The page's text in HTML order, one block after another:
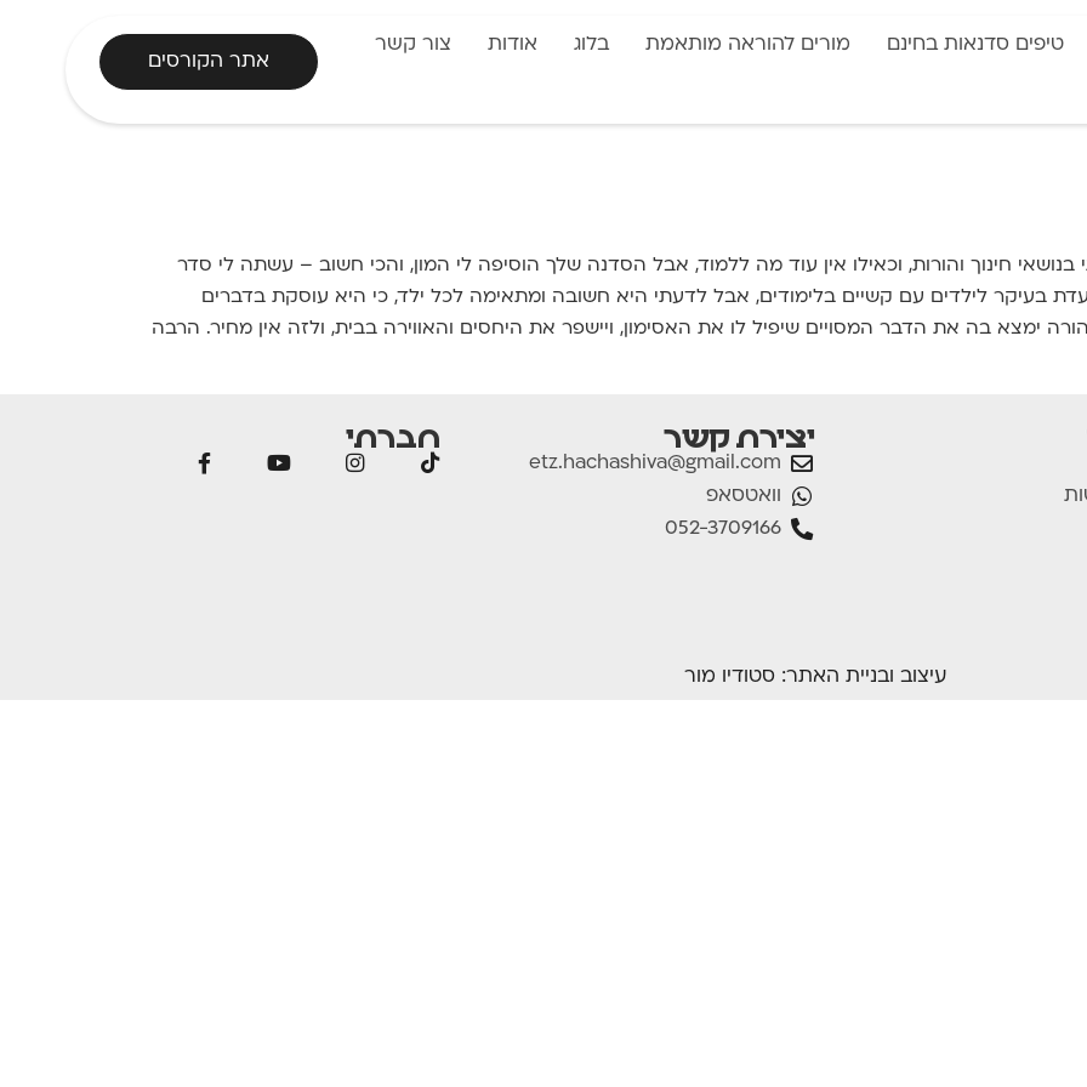
טיפים סדנאות בחינם מורים להוראה מותאמת בלוג אודות
צור קשר
אתר הקורסים
חינוך והורות, וכאילו אין עוד מה ללמוד, אבל הסדנה שלך הוסיפה לי המון, והכי חשוב – עשתה לי סדר
בעיקר לילדים עם קשיים בלימודים, אבל לדעתי היא חשובה ומתאימה לכל ילד, כי היא עוסקת בדברים
ימצא בה את הדבר המסויים שיפיל לו את האסימון, ויישפר את היחסים והאווירה בבית, ולזה אין מחיר. הרבה
יצירת קשר
etz.hachashiva@gmail.com
וואטסאפ
052-3709166
חברתי
עיצוב ובניית האתר: סטודיו מור